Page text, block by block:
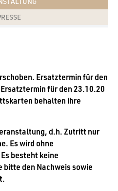
Ersatztermin für den
für den 23.10.20
behalten ihre
d.h. Zutritt nur
Es wird ohne
besteht keine
bitte den Nachweis sowie